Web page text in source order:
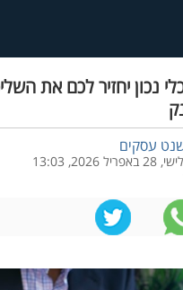
נכון יחזיר לכם את
עסקים
2026, 13:03